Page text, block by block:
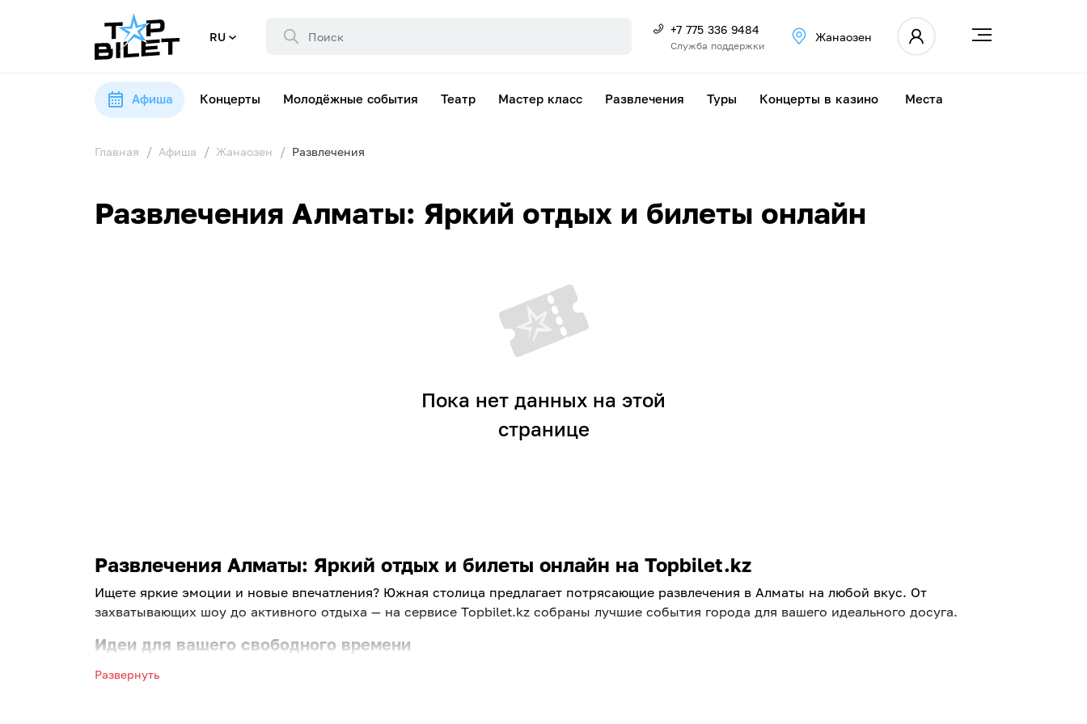
RU +7 775 336 9484
Служба поддержки
Жанаозен
Афиша Концерты Молодёжные события Театр Мастер класс Развлечения Туры Концерты в казино Места
Главная Афиша Жанаозен Развлечения
Развлечения Алматы: Яркий отдых и билеты онлайн
Пока нет данных на этой
странице
Развлечения Алматы: Яркий отдых и билеты онлайн на Topbilet.kz
Ищете яркие эмоции и новые впечатления? Южная столица предлагает потрясающие развлечения в Алматы на любой вкус. От
захватывающих шоу до активного отдыха — на сервисе Topbilet.kz собраны лучшие события города для вашего идеального досуга.
Идеи для вашего свободного времени
Больше не нужно долго думать, как провести вечер. Найти классное развлечение в Алмате теперь очень легко! Мы тщательно отбираем
Развернуть